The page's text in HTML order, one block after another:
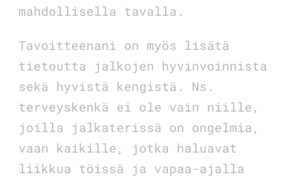
mahdollisella tavalla.
Tavoitteenani on myös lisätä
tietoutta jalkojen hyvinvoinnista
sekä hyvistä kengistä. Ns.
terveyskenkä ei ole vain niille,
joilla jalkaterissä on ongelmia,
vaan kaikille, jotka haluavat
liikkua töissä ja vapaa-ajalla